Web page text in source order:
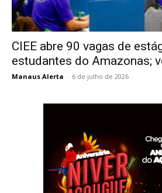
CIEE abre 90 vagas de
estudantes do Amazonas;
Manaus Alerta - 6 de julho de 2026